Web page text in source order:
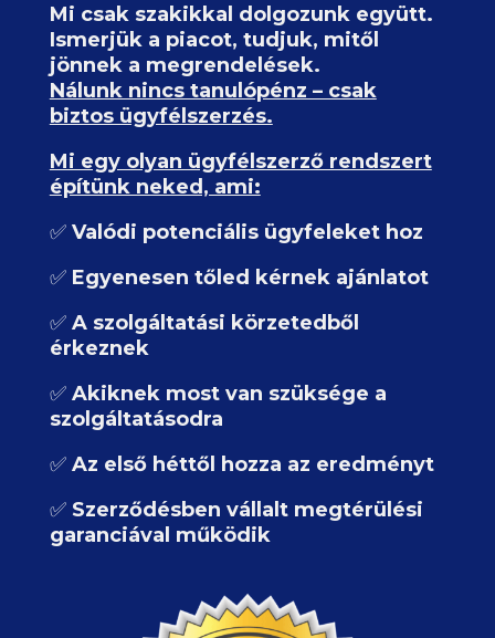
Mi csak szakikkal dolgozunk együtt.
Ismerjük a piacot, tudjuk, mitől
jönnek a megrendelések.
Nálunk nincs tanulópénz – csak
biztos ügyfélszerzés.
Mi egy olyan ügyfélszerző rendszert
építünk neked, ami:
✅ Valódi potenciális ügyfeleket hoz
✅ Egyenesen tőled kérnek ajánlatot
✅ A szolgáltatási körzetedből
érkeznek
✅ Akiknek most van szüksége a
szolgáltatásodra
✅ Az első héttől hozza az eredményt
✅ Szerződésben vállalt megtérülési
garanciával működik